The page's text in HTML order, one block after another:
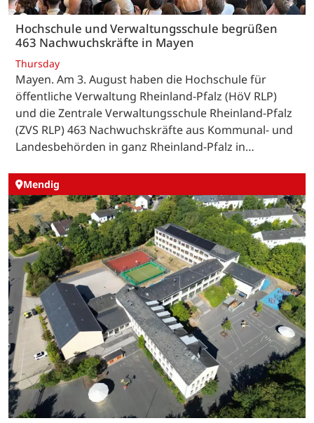
Hochschule und Verwaltungsschule begrüßen
463 Nachwuchskräfte in Mayen
Thursday
Mayen. Am 3. August haben die Hochschule für
öffentliche Verwaltung Rheinland-Pfalz (HöV RLP)
und die Zentrale Verwaltungsschule Rheinland-Pfalz
(ZVS RLP) 463 Nachwuchskräfte aus Kommunal- und
Landesbehörden in ganz Rheinland-Pfalz in…
Mendig